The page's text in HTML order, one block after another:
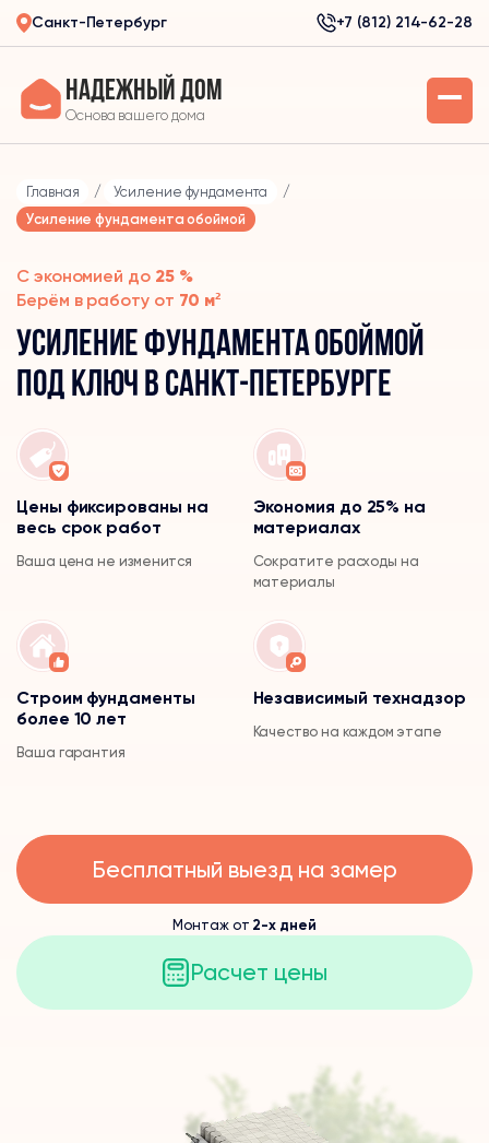
Санкт-Петербург +7 (812) 214-62-28
Надежный дом
Основа вашего дома
Главная / Усиление фундамента
/
Усиление фундамента обоймой
С экономией до 25 %
Берём в работу от 70 м²
Усиление фундамента обоймой
под ключ в Санкт-Петербурге
Цены фиксированы на
весь срок работ
Ваша цена не изменится
Экономия до 25% на
материалах
Сократите расходы на
материалы
Строим фундаменты
более 10 лет
Ваша гарантия
Независимый технадзор
Качество на каждом этапе
Бесплатный выезд на замер
Монтаж от 2-х дней
Расчет цены